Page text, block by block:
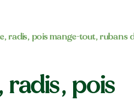
radis, pois mange-tout, rubans
radis, pois